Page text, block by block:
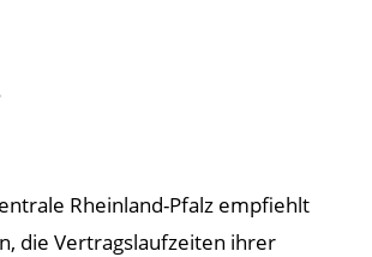
Rheinland-Pfalz empfiehlt
die Vertragslaufzeiten ihrer